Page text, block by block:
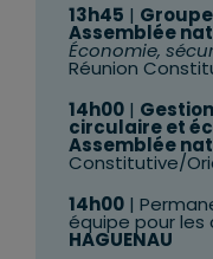
13h45 |
Assemblée
Économie,
Réunion
14h00|
circulaire et
Assemblée
Constitutive/
14h00|
équipe pour les
HAGUENAU